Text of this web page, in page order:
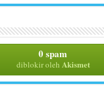
0 spam
diblokir oleh Akismet